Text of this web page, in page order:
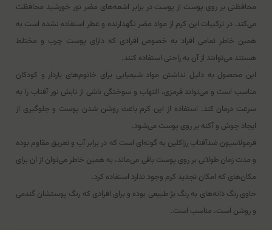
محافظتی بر روی پوست از پوست در برابر اشعه‌های مضر نور خورشید محافظت
می‌کند. در ترکیبات این کرم از مواد مضر نگهدارنده و عطر استفاده نشده است به
همین خاطر تمامی افراد به خصوص افرادی که دارای پوست چرب و مختلط
هستند می‌توانند از آن به راحتی استفاده کنند.
این محصول به دلیل نداشتن مواد شیمیایی برای خانوم‌های باردار و کودکان
مناسب است و می‌تواند قرمزی، التهاب و سوختگی ناشی از تابش نور آفتاب را به
سرعت درمان کند. استفاده از این کرم باعث روشن شدن پوست و جلوگیری از
ایجاد جوش و آکنه بر روی پوست می‌شود.
فرمولاسیون ضدآفتاب رزاکلین به گونه‌ای است که در برابر آب و تعریق مقاوم بوده
و مدت زمان طولانی بر روی پوست باقی می‌ماند، به همین خاطر می‌توان از ان برای
مکان‌های که امکان تجدید کرم وجود ندارد استفاده کرد.
حاوی رنگ دانه‌های به رنگ بژ طبیعی بوده و برای افرادی که رنگ پوستشان گندمی
و روشن است، مناسب است.